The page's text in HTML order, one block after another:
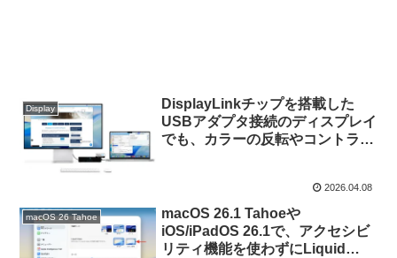
Display
DisplayLinkチップを搭載した
USBアダプタ接続のディスプレイ
でも、カラーの反転やコントラス
た「DisplayLink Manager
macOS v16.0」がリリース。
2026.04.08
macOS 26 Tahoe
macOS 26.1 Tahoeや
iOS/iPadOS 26.1で、アクセシビ
リティ機能を使わずにLiquid